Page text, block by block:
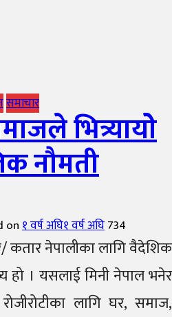
समाचार
भित्र्यायोे
नौमती
on१ वर्ष अघि१ वर्ष अघि734
कतार नेपालीका लागि वैदेशिक
हो । यसलाई मिनी नेपाल भनेर
लागि घर, समाज,